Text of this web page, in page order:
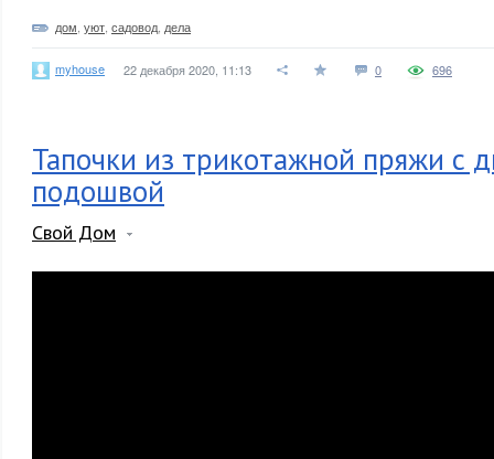
дом уют садовод дела
myhouse 22 декабря 2020, 11:13 0 696
Тапочки из трикотажной пряжи с
подошвой
Свой Дом